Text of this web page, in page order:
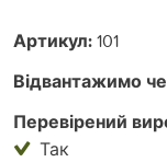
Артикул:101
Відвантажимо
Перевірений
Так